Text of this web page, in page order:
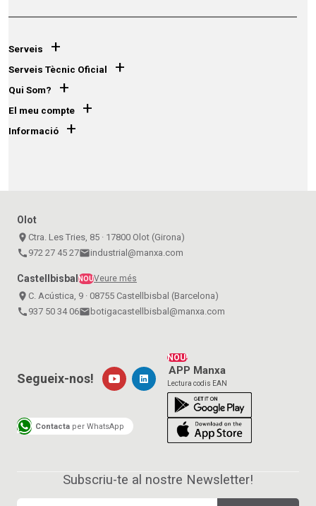
Serveis +
Serveis Tècnic Oficial +
Qui Som? +
El meu compte +
Informació +
Olot
place Ctra. Les Tries, 85 · 17800 Olot (Girona)
call 972 27 45 27emailindustrial@manxa.com
CastellbisbalNOUVeure més
place C. Acústica, 9 · 08755 Castellbisbal (Barcelona)
call 937 50 34 06emailbotigacastellbisbal@manxa.com
NOU!
APP Manxa
Lectura codis EAN
Segueix-nos!
Contacta per WhatsApp
Subscriu-te al nostre Newsletter!